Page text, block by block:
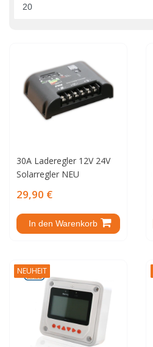
30A Laderegler 12V 24V
Solarregler NEU
29,90 €
In den Warenkorb
NEUHEIT